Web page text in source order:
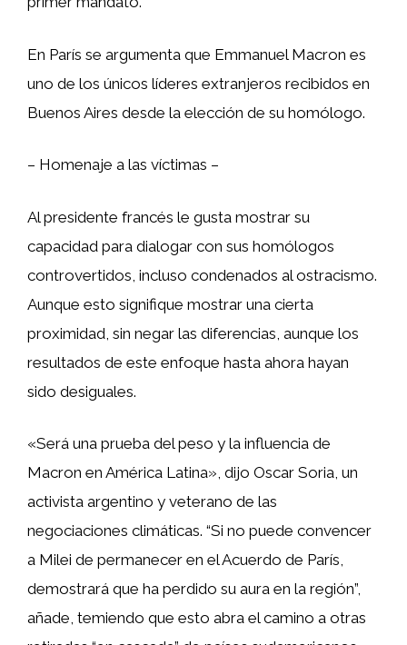
En París se argumenta que Emmanuel Macron es
uno de los únicos líderes extranjeros recibidos en
Buenos Aires desde la elección de su homólogo.
– Homenaje a las víctimas –
Al presidente francés le gusta mostrar su
capacidad para dialogar con sus homólogos
controvertidos, incluso condenados al ostracismo.
Aunque esto signifique mostrar una cierta
proximidad, sin negar las diferencias, aunque los
resultados de este enfoque hasta ahora hayan
sido desiguales.
«Será una prueba del peso y la influencia de
Macron en América Latina», dijo Oscar Soria, un
activista argentino y veterano de las
negociaciones climáticas. “Si no puede convencer
a Milei de permanecer en el Acuerdo de París,
demostrará que ha perdido su aura en la región”,
añade, temiendo que esto abra el camino a otras